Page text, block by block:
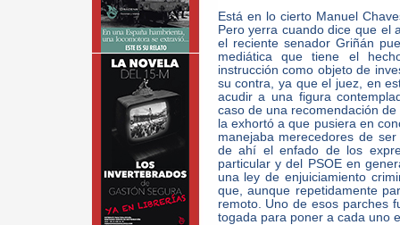
Está en lo cierto Manuel
Pero yerra cuando dice que el
el reciente senador Griñán
mediática que tiene el
instrucción como objeto de
su contra, ya que el juez, en
acudir a una figura
caso de una recomendación
la exhortó a que pusiera en
manejaba merecedores de
de ahí el enfado de los
particular y del PSOE en
una ley de enjuiciamiento
que, aunque repetidamente
remoto. Uno de esos parches
togada para poner a cada uno